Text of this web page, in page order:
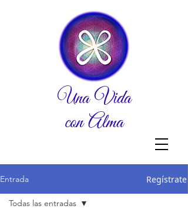
Una Vida
con Alma
Entrada Regístrate
Todas las entradas